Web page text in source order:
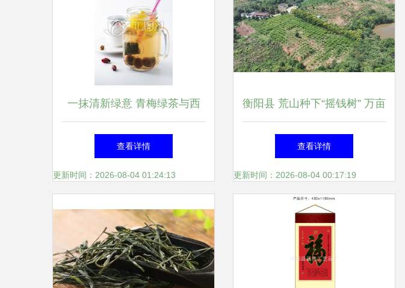
一抹清新绿意 青梅绿茶与西
餐陶瓷的雅致碰撞
查看详情
更新时间：2026-08-04 01:24:13
衡阳县 荒山种下“摇钱树” 万亩
金槐结“金米” 陶瓷
查看详情
更新时间：2026-08-04 00:17:19